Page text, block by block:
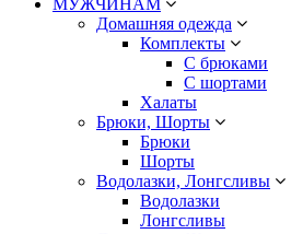
МУЖЧИНАМ
Домашняя одежда
Комплекты
С брюками
С шортами
Халаты
Брюки, Шорты
Брюки
Шорты
Водолазки, Лонгсливы
Водолазки
Лонгсливы